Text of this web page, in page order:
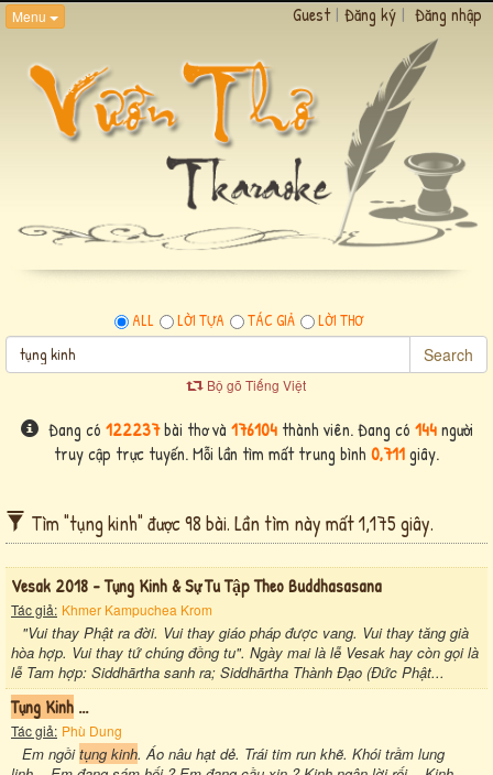
Menu Guest | Đăng ký | Đăng nhập
ALL LỜI TỰA TÁC GIẢ LỜI THƠ
Search
Bộ gõ Tiếng Việt
Đang có 122237bài thơ và 176104thành viên. Đang có 144người
truy cập trực tuyến. Mỗi lần tìm mất trung bình 0,711giây.
Tìm "tụng kinh" được 98 bài. Lần tìm này mất 1,175 giây.
Vesak 2018 - Tụng Kinh & Sự Tu Tập Theo Buddhasasana
Tác giả: Khmer Kampuchea Krom
"Vui thay Phật ra đời. Vui thay giáo pháp được vang. Vui thay tăng già
hòa hợp. Vui thay tứ chúng đồng tu". Ngày mai là lễ Vesak hay còn gọi là
lễ Tam hợp: Siddhārtha sanh ra; Siddhārtha Thành Đạo (Đức Phật...
Tụng Kinh ...
Tác giả: Phù Dung
Em ngồitụng kinh. Áo nâu hạt dẻ. Trái tim run khẽ. Khói trầm lung